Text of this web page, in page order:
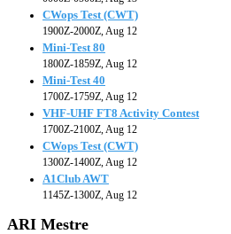
CWops Test (CWT)
1900Z-2000Z, Aug 12
Mini-Test 80
1800Z-1859Z, Aug 12
Mini-Test 40
1700Z-1759Z, Aug 12
VHF-UHF FT8 Activity Contest
1700Z-2100Z, Aug 12
CWops Test (CWT)
1300Z-1400Z, Aug 12
A1Club AWT
1145Z-1300Z, Aug 12
ARI Mestre